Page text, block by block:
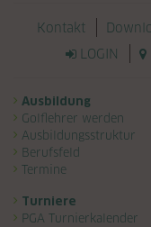
Navigation
Kontakt
LOGIN
Navigation überspringen
Ausbildung
Golflehrer werden
Ausbildungsstruktur
Berufsfeld
Termine
Turniere
PGA Turnierkalender